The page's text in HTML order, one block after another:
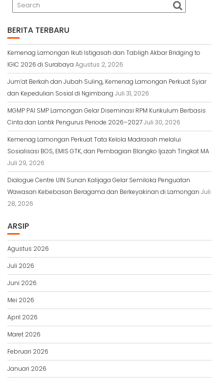
BERITA TERBARU
Kemenag Lamongan Ikuti Istigasah dan Tabligh Akbar Bridging to
IGIC 2026 di Surabaya Agustus 2, 2026
Jum’at Berkah dan Jubah Suling, Kemenag Lamongan Perkuat Syiar
dan Kepedulian Sosial di Ngimbang Juli 31, 2026
MGMP PAI SMP Lamongan Gelar Diseminasi RPM Kurikulum Berbasis
Cinta dan Lantik Pengurus Periode 2026–2027Juli 30, 2026
Kemenag Lamongan Perkuat Tata Kelola Madrasah melalui
Sosialisasi BOS, EMIS GTK, dan Pembagian Blangko Ijazah Tingkat MA
Juli 29, 2026
Dialogue Centre UIN Sunan Kalijaga Gelar Semiloka Penguatan
Wawasan Kebebasan Beragama dan Berkeyakinan di Lamongan Juli
28, 2026
ARSIP
Agustus 2026
Juli 2026
Juni 2026
Mei 2026
April 2026
Maret 2026
Februari 2026
Januari 2026